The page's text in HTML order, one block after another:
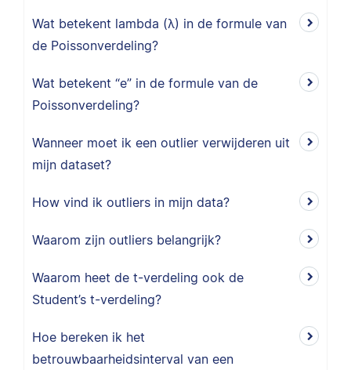
Wat betekent lambda (λ) in de formule van
de Poissonverdeling?
Wat betekent “e” in de formule van de
Poissonverdeling?
Wanneer moet ik een outlier verwijderen uit
mijn dataset?
How vind ik outliers in mijn data?
Waarom zijn outliers belangrijk?
Waarom heet de t-verdeling ook de
Student’s t-verdeling?
Hoe bereken ik het
betrouwbaarheidsinterval van een